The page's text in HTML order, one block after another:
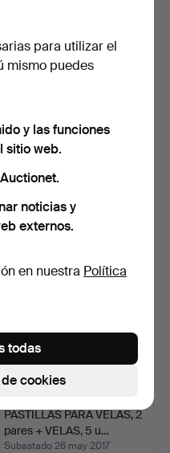
ESTACA DE VELA, latón,
Subastado 2 jul 2017
58 USD
PASTILLAS PARA VELAS, 2
pares + VELAS, 5 u…
Subastado 26 may 2017
para utilizar el
mismo puedes
y las funciones
sitio web.
noticias y
externos.
en nuestra Política
cookies
todas